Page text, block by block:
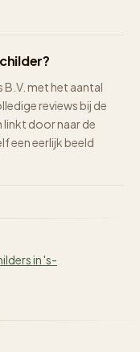
B.V. met het aantal
reviews bij de
door naar de
een eerlijk beeld
in 's-